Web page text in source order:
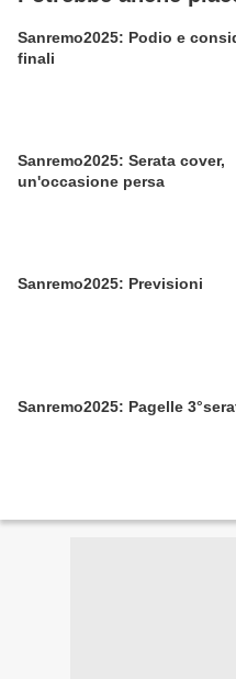
Sanremo2025: Podio e
finali
Sanremo2025: Serata cover,
un'occasione persa
Sanremo2025: Previsioni
Sanremo2025: Pagelle